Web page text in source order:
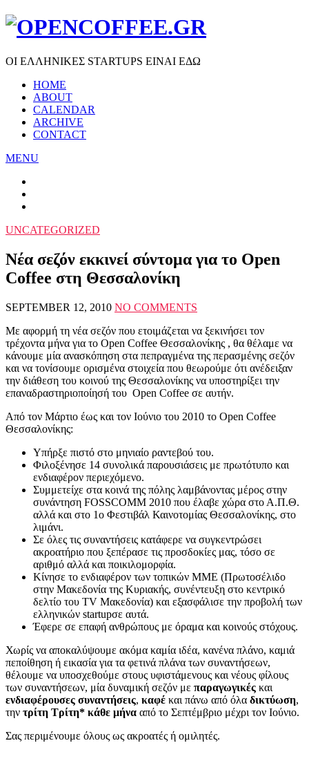
ΟΙ ΕΛΛΗΝΙΚΕΣ STARTUPS ΕΙΝΑΙ ΕΔΩ
HOME
ABOUT
CALENDAR
ARCHIVE
CONTACT
MENU
UNCATEGORIZED
Νέα σεζόν εκκινεί σύντομα για το Open
Coffee στη Θεσσαλονίκη
SEPTEMBER 12, 2010 NO COMMENTS
Με αφορμή τη νέα σεζόν που ετοιμάζεται να ξεκινήσει τον
τρέχοντα μήνα για το Open Coffee Θεσσαλονίκης , θα θέλαμε να
κάνουμε μία ανασκόπηση στα πεπραγμένα της περασμένης σεζόν
και να τονίσουμε ορισμένα στοιχεία που θεωρούμε ότι ανέδειξαν
την διάθεση του κοινού της Θεσσαλονίκης να υποστηρίξει την
επαναδραστηριοποίησή του Open Coffee σε αυτήν.
Από τον Μάρτιο έως και τον Ιούνιο του 2010 το Open Coffee
Θεσσαλονίκης:
Υπήρξε πιστό στο μηνιαίο ραντεβού του.
Φιλοξένησε 14 συνολικά παρουσιάσεις με πρωτότυπο και
ενδιαφέρον περιεχόμενο.
Συμμετείχε στα κοινά της πόλης λαμβάνοντας μέρος στην
συνάντηση FOSSCOMM 2010 που έλαβε χώρα στο Α.Π.Θ.
αλλά και στο 1ο Φεστιβάλ Καινοτομίας Θεσσαλονίκης, στο
λιμάνι.
Σε όλες τις συναντήσεις κατάφερε να συγκεντρώσει
ακροατήριο που ξεπέρασε τις προσδοκίες μας, τόσο σε
αριθμό αλλά και ποικιλομορφία.
Κίνησε το ενδιαφέρον των τοπικών ΜΜΕ (Πρωτοσέλιδο
στην Μακεδονία της Κυριακής, συνέντευξη στο κεντρικό
δελτίο του TV Μακεδονία) και εξασφάλισε την προβολή των
ελληνικών startupσε αυτά.
Έφερε σε επαφή ανθρώπους με όραμα και κοινούς στόχους.
Χωρίς να αποκαλύψουμε ακόμα καμία ιδέα, κανένα πλάνο, καμιά
πεποίθηση ή εικασία για τα φετινά πλάνα των συναντήσεων,
θέλουμε να υποσχεθούμε στους υφιστάμενους και νέους φίλους
των συναντήσεων, μία δυναμική σεζόν με παραγωγικές και
ενδιαφέρουσες συναντήσεις, καφέ και πάνω από όλα δικτύωση,
την τρίτη Τρίτη* κάθε μήνα από το Σεπτέμβριο μέχρι τον Ιούνιο.
Σας περιμένουμε όλους ως ακροατές ή ομιλητές.